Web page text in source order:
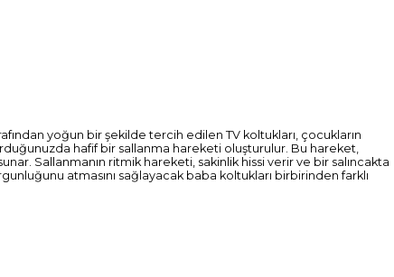
yoğun bir şekilde tercih edilen TV koltukları, çocukların
hafif bir sallanma hareketi oluşturulur. Bu hareket,
Sallanmanın ritmik hareketi, sakinlik hissi verir ve bir salıncakta
atmasını sağlayacak baba koltukları birbirinden farklı